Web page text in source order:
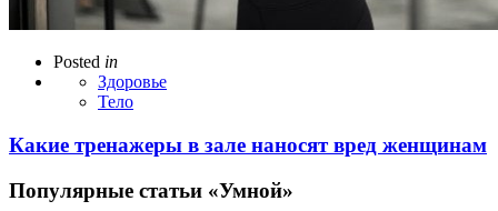
Posted in
Здоровье
Тело
Какие тренажеры в зале наносят вред женщинам
Популярные статьи «Умной»